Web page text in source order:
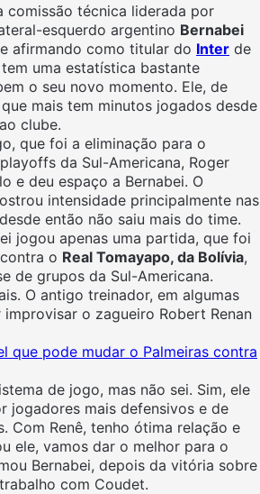
comissão técnica liderada por
esquerdo argentino Bernabei
afirmando como titular do Inter de
uma estatística bastante
o seu novo momento. Ele, de
mais tem minutos jogados desde
clube.
que foi a eliminação para o
da Sul-Americana, Roger
e deu espaço a Bernabei. O
intensidade principalmente nas
então não saiu mais do time.
jogou apenas uma partida, que foi
o Real Tomayapo, da Bolívia,
de grupos da Sul-Americana.
O antigo treinador, em algumas
o zagueiro Robert Renan
que pode mudar o Palmeiras contra
de jogo, mas não sei. Sim, ele
jogadores mais defensivos e de
Com Renê, tenho ótima relação e
ele, vamos dar o melhor para o
Bernabei, depois da vitória sobre
com Coudet.